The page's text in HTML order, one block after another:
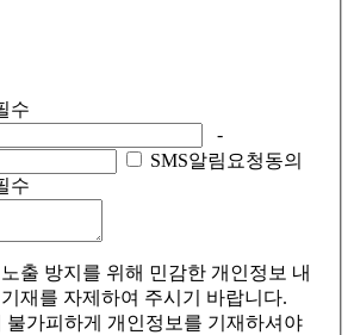
-
SMS알림요청동의
출 방지를 위해 민감한 개인정보 내
재를 자제하여 주시기 바랍니다.
불가피하게 개인정보를 기재하셔야